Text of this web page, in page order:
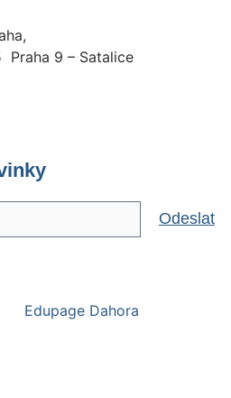
Praha 9 – Satalice
Odeslat